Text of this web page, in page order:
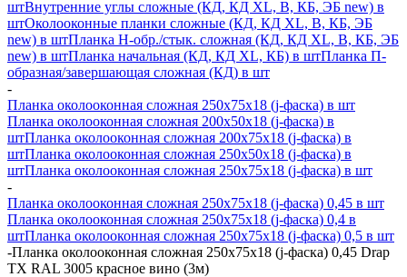
штВнутренние углы сложные (КД, КД XL, В, КБ, ЭБ new) в
штОколооконные планки сложные (КД, КД XL, В, КБ, ЭБ
new) в штПланка H-обр./стык. сложная (КД, КД XL, В, КБ, ЭБ
new) в штПланка начальная (КД, КД XL, КБ) в штПланка П-
образная/завершающая сложная (КД) в шт
-
Планка околооконная сложная 250х75х18 (j-фаска) в шт
Планка околооконная сложная 200х50х18 (j-фаска) в
штПланка околооконная сложная 200х75х18 (j-фаска) в
штПланка околооконная сложная 250х50х18 (j-фаска) в
штПланка околооконная сложная 250х75х18 (j-фаска) в шт
-
Планка околооконная сложная 250х75х18 (j-фаска) 0,45 в шт
Планка околооконная сложная 250х75х18 (j-фаска) 0,4 в
штПланка околооконная сложная 250х75х18 (j-фаска) 0,5 в шт
-Планка околооконная сложная 250х75х18 (j-фаска) 0,45 Drap
TX RAL 3005 красное вино (3м)